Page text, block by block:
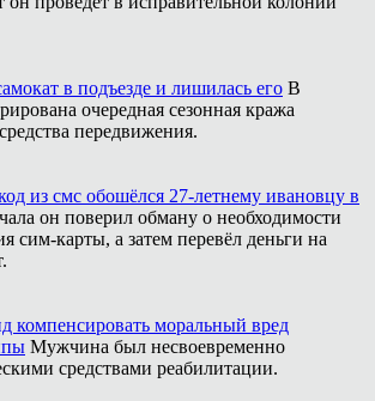
в подъезде и лишилась его В
очередная сезонная кража
передвижения.
из смс обошёлся 27-летнему ивановцу в
он поверил обману о необходимости
сим-карты, а затем перевёл деньги на
компенсировать моральный вред
Мужчина был несвоевременно
средствами реабилитации.